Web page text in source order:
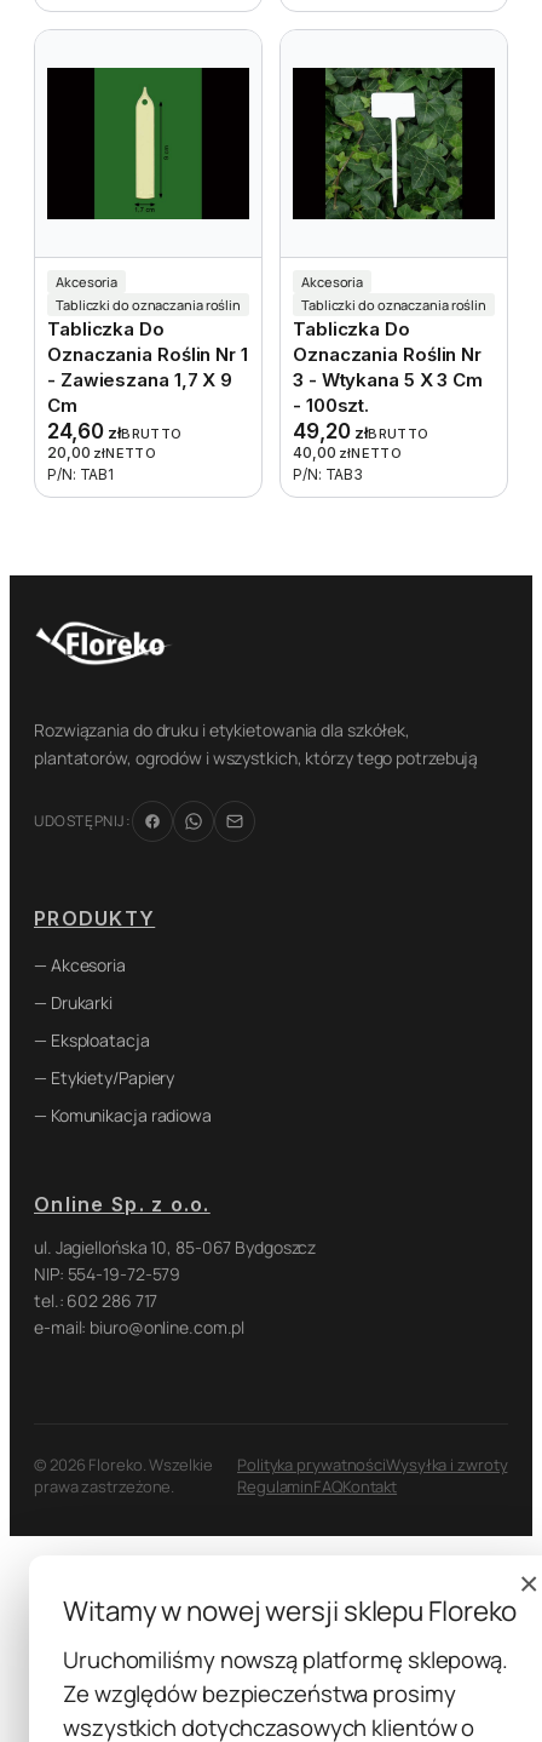
Akcesoria
Tabliczki do oznaczania roślin
Tabliczka Do
Oznaczania Roślin Nr 1
- Zawieszana 1,7 X 9
Cm
24,60 złBRUTTO
20,00 złNETTO
P/N: TAB1
Akcesoria
Tabliczki do oznaczania roślin
Tabliczka Do
Oznaczania Roślin Nr
3 - Wtykana 5 X 3 Cm
- 100szt.
49,20 złBRUTTO
40,00 złNETTO
P/N: TAB3
Rozwiązania do druku i etykietowania dla szkółek,
plantatorów, ogrodów i wszystkich, którzy tego potrzebują
UDOSTĘPNIJ:
PRODUKTY
— Akcesoria
— Drukarki
— Eksploatacja
— Etykiety/Papiery
— Komunikacja radiowa
Online Sp. z o.o.
ul. Jagiellońska 10, 85-067 Bydgoszcz
NIP: 554-19-72-579
tel.: 602 286 717
e-mail: biuro@online.com.pl
© 2026 Floreko. Wszelkie
prawa zastrzeżone.
Polityka prywatnościWysyłka i zwroty
RegulaminFAQKontakt
×
Witamy w nowej wersji sklepu Floreko
Uruchomiliśmy nowszą platformę sklepową.
Ze względów bezpieczeństwa prosimy
wszystkich dotychczasowych klientów o